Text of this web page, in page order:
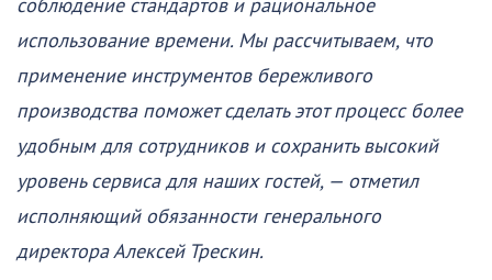
соблюдение стандартов и рациональное
использование времени. Мы рассчитываем, что
применение инструментов бережливого
производства поможет сделать этот процесс более
удобным для сотрудников и сохранить высокий
уровень сервиса для наших гостей, — отметил
исполняющий обязанности генерального
директора Алексей Трескин.